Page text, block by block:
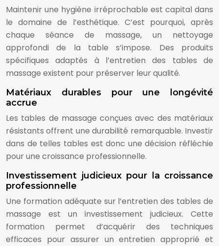
Maintenir une hygiène irréprochable est capital dans
le domaine de l’esthétique. C’est pourquoi, après
chaque séance de massage, un nettoyage
approfondi de la table s’impose. Des produits
spécifiques adaptés à l’entretien des tables de
massage existent pour préserver leur qualité.
Matériaux durables pour une longévité
accrue
Les tables de massage conçues avec des matériaux
résistants offrent une durabilité remarquable. Investir
dans de telles tables est donc une décision réfléchie
pour une croissance professionnelle.
Investissement judicieux pour la croissance
professionnelle
Une formation adéquate sur l’entretien des tables de
massage est un investissement judicieux. Cette
formation permet d’acquérir des techniques
efficaces pour assurer un entretien approprié et